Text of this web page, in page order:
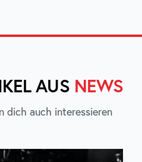
AUS NEWS
dich auch interessieren